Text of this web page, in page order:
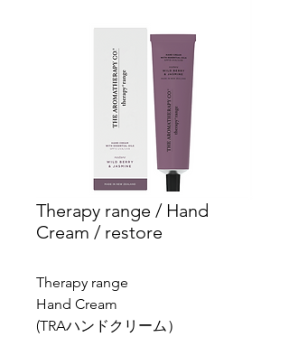
Therapy range / Hand
Cream / restore
Therapy range
Hand Cream
(TRAハンドクリーム）